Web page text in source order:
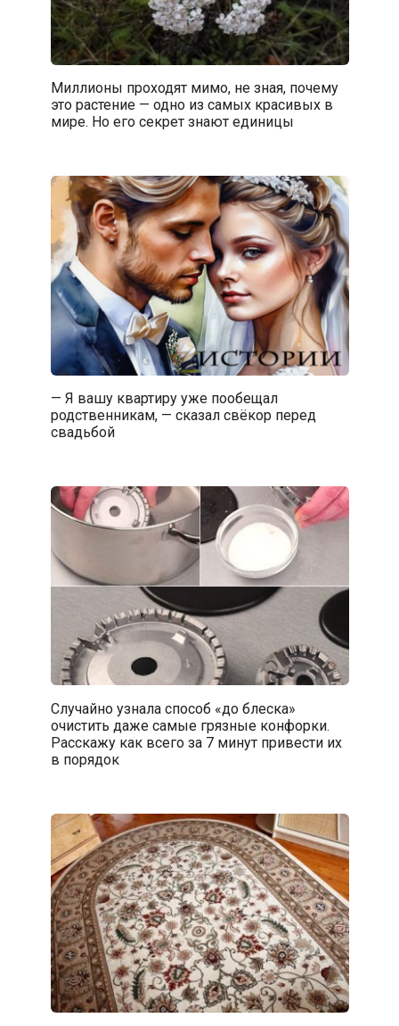
Миллионы проходят мимо, не зная, почему
это растение — одно из самых красивых в
мире. Но его секрет знают единицы
— Я вашу квартиру уже пообещал
родственникам, — сказал свёкор перед
свадьбой
Случайно узнала способ «до блеска»
очистить даже самые грязные конфорки.
Расскажу как всего за 7 минут привести их
в порядок